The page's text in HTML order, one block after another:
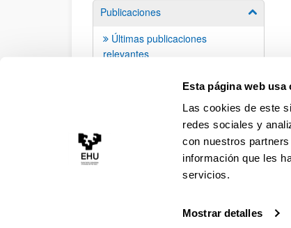
Esta página web usa
Las cookies de este
redes sociales y
con nuestros
información que les
servicios.
Mostrar detalles
Publicaciones
Mostrar/
Últimas publicaciones
relevantes
Libros publicados